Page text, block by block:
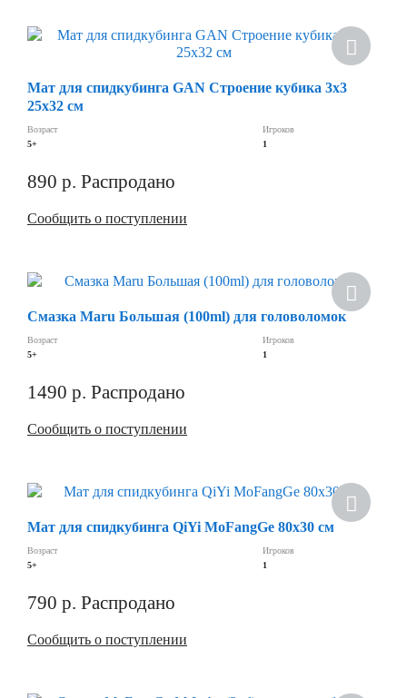
Мат для спидкубинга GAN Строение кубика 3х3
25x32 см
Возраст
5+
Игроков
1
890 р. Распродано
Сообщить о поступлении
Смазка Maru Большая (100ml) для головоломок
Возраст
5+
Игроков
1
1490 р. Распродано
Сообщить о поступлении
Мат для спидкубинга QiYi MoFangGe 80х30 см
Возраст
5+
Игроков
1
790 р. Распродано
Сообщить о поступлении